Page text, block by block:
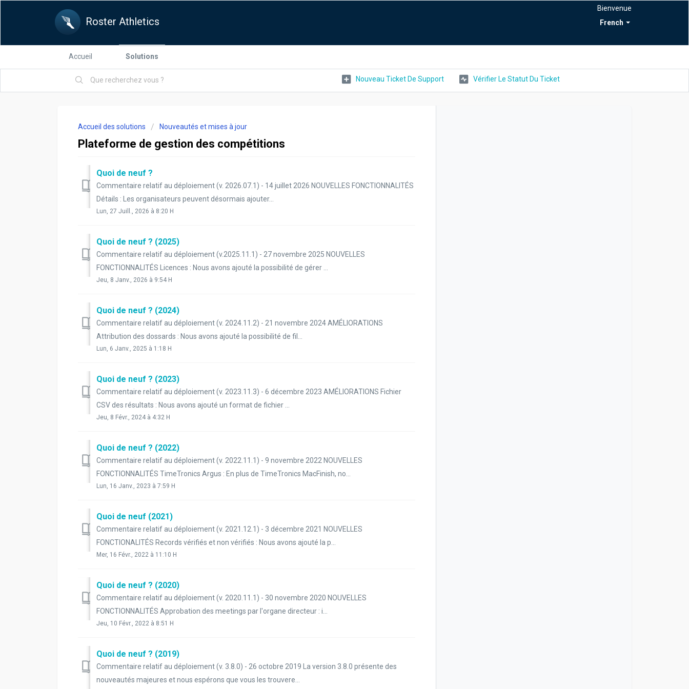
Roster Athletics French
Bienvenue
Accueil Solutions
Nouveau Ticket De Support Vérifier Le Statut Du Ticket
Accueil des solutions Nouveautés et mises à jour
Plateforme de gestion des compétitions
Quoi de neuf ?
Commentaire relatif au déploiement (v. 2026.07.1) - 14 juillet 2026 NOUVELLES FONCTIONNALITÉS
Détails : Les organisateurs peuvent désormais ajouter...
Lun, 27 Juill., 2026 à 8:20 H
Quoi de neuf ? (2025)
Commentaire relatif au déploiement (v.2025.11.1) - 27 novembre 2025 NOUVELLES
FONCTIONNALITÉS Licences : Nous avons ajouté la possibilité de gérer ...
Jeu, 8 Janv., 2026 à 9:54 H
Quoi de neuf ? (2024)
Commentaire relatif au déploiement (v. 2024.11.2) - 21 novembre 2024 AMÉLIORATIONS
Attribution des dossards : Nous avons ajouté la possibilité de fil...
Lun, 6 Janv., 2025 à 1:18 H
Quoi de neuf ? (2023)
Commentaire relatif au déploiement (v. 2023.11.3) - 6 décembre 2023 AMÉLIORATIONS Fichier
CSV des résultats : Nous avons ajouté un format de fichier ...
Jeu, 8 Févr., 2024 à 4:32 H
Quoi de neuf ? (2022)
Commentaire relatif au déploiement (v. 2022.11.1) - 9 novembre 2022 NOUVELLES
FONCTIONNALITÉS TimeTronics Argus : En plus de TimeTronics MacFinish, no...
Lun, 16 Janv., 2023 à 7:59 H
Quoi de neuf (2021)
Commentaire relatif au déploiement (v. 2021.12.1) - 3 décembre 2021 NOUVELLES
FONCTIONALITÉS Records vérifiés et non vérifiés : Nous avons ajouté la p...
Mer, 16 Févr., 2022 à 11:10 H
Quoi de neuf ? (2020)
Commentaire relatif au déploiement (v. 2020.11.1) - 30 novembre 2020 NOUVELLES
FONCTIONNALITÉS Approbation des meetings par l'organe directeur : i...
Jeu, 10 Févr., 2022 à 8:51 H
Quoi de neuf ? (2019)
Commentaire relatif au déploiement (v. 3.8.0) - 26 octobre 2019 La version 3.8.0 présente des
nouveautés majeures et nous espérons que vous les trouvere...